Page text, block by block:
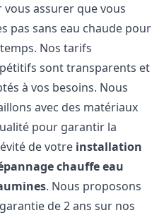
vous assurer que vous
pas sans eau chaude pour
Nos tarifs
sont transparents et
à vos besoins. Nous
avec des matériaux
pour garantir la
de votre installation
chauffe eau
. Nous proposons
de 2 ans sur nos